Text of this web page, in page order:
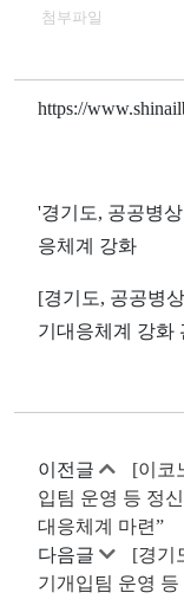
첨부파일
https://
'경기도, 공공병
응체계 강화
[경기도, 공공병
기대응체계 강화
이전글
[이코
입팀 운영 등 정
대응체계 마련”
다음글
[경기
기개입팀 운영